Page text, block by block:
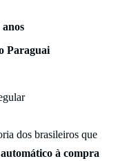
Paraguai
dos brasileiros que
à compra